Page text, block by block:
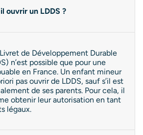
ouvrir un LDDS ?
Livret de Développement Durable
n’est possible que pour une
en France. Un enfant mineur
pas ouvrir de LDDS, sauf s’il est
de ses parents. Pour cela, il
obtenir leur autorisation en tant
légaux.